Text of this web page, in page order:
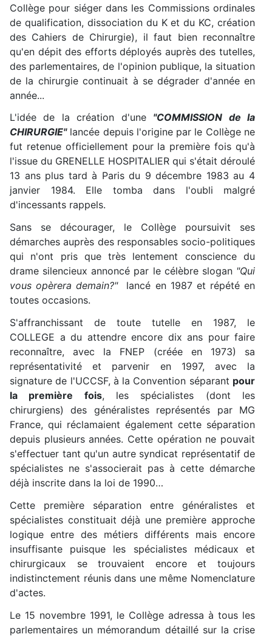
Collège pour siéger dans les Commissions ordinales
de qualification, dissociation du K et du KC, création
des Cahiers de Chirurgie), il faut bien reconnaître
qu'en dépit des efforts déployés auprès des tutelles,
des parlementaires, de l'opinion publique, la situation
de la chirurgie continuait à se dégrader d'année en
année...
L'idée de la création d'une "COMMISSION de la
CHIRURGIE"lancée depuis l'origine par le Collège ne
fut retenue officiellement pour la première fois qu'à
l'issue du GRENELLE HOSPITALIER qui s'était déroulé
13 ans plus tard à Paris du 9 décembre 1983 au 4
janvier 1984. Elle tomba dans l'oubli malgré
d'incessants rappels.
Sans se décourager, le Collège poursuivit ses
démarches auprès des responsables socio-politiques
qui n'ont pris que très lentement conscience du
drame silencieux annoncé par le célèbre slogan "Qui
vous opèrera demain?" lancé en 1987 et répété en
toutes occasions.
S'affranchissant de toute tutelle en 1987, le
COLLEGE a du attendre encore dix ans pour faire
reconnaître, avec la FNEP (créée en 1973) sa
représentativité et parvenir en 1997, avec la
signature de l'UCCSF, à la Convention séparant pour
la première fois, les spécialistes (dont les
chirurgiens) des généralistes représentés par MG
France, qui réclamaient également cette séparation
depuis plusieurs années. Cette opération ne pouvait
s'effectuer tant qu'un autre syndicat représentatif de
spécialistes ne s'associerait pas à cette démarche
déjà inscrite dans la loi de 1990…
Cette première séparation entre généralistes et
spécialistes constituait déjà une première approche
logique entre des métiers différents mais encore
insuffisante puisque les spécialistes médicaux et
chirurgicaux se trouvaient encore et toujours
indistinctement réunis dans une même Nomenclature
d'actes.
Le 15 novembre 1991, le Collège adressa à tous les
parlementaires un mémorandum détaillé sur la crise